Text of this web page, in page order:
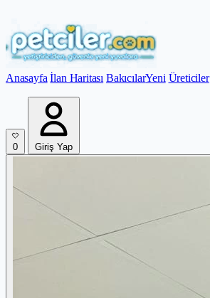
Anasayfa İlan Haritası BakıcılarYeni Üreticiler
0 Giriş Yap